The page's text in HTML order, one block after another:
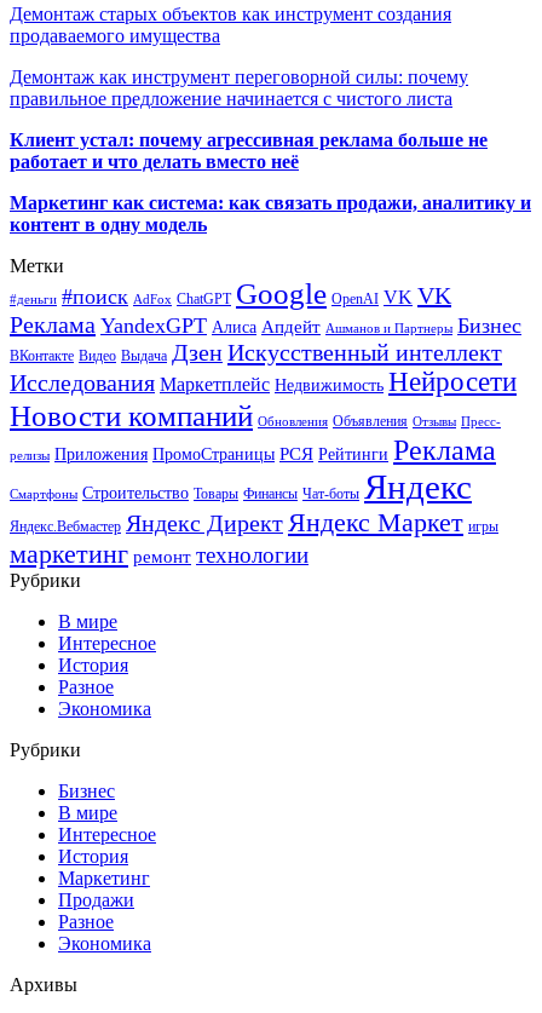
Демонтаж старых объектов как инструмент создания
продаваемого имущества
Демонтаж как инструмент переговорной силы: почему
правильное предложение начинается с чистого листа
Клиент устал: почему агрессивная реклама больше не
работает и что делать вместо неё
Маркетинг как система: как связать продажи, аналитику и
контент в одну модель
Метки
#деньги #поиск AdFox ChatGPT Google OpenAI VK VK
Реклама YandexGPT Алиса Апдейт Ашманов и Партнеры Бизнес
ВКонтакте Видео Выдача ДзенИскусственный интеллект
Исследования Маркетплейс Недвижимость Нейросети
Новости компаний Обновления Объявления Отзывы Пресс-
релизы Приложения ПромоСтраницы РСЯ Рейтинги Реклама
Смартфоны Строительство Товары Финансы Чат-боты Яндекс
Яндекс.Вебмастер Яндекс Директ Яндекс Маркет игры
маркетинг ремонт технологии
Рубрики
В мире
Интересное
История
Разное
Экономика
Рубрики
Бизнес
В мире
Интересное
История
Маркетинг
Продажи
Разное
Экономика
Архивы